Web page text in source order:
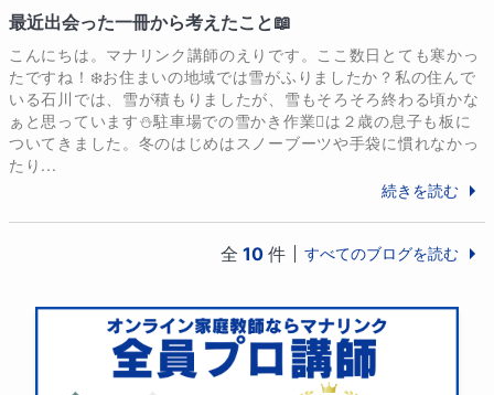
【職歴】
2015年～2018年　岐阜県公立小学校　教諭
（担任として3年間勤務）
2019年～2021年　愛媛県公立小学校　非常勤講師
（特別支援学級で1年9か月勤務）
【免許・資格】
中学校教諭一種免許状　外国語(英語)
高等学校教諭一種免許状　外国語(英語)
全国珠算教育連盟　暗算検定　準初段(第0014号)
最近出会った一冊から考えたこと📖
こんにちは。マナリンク講師のえりです。ここ数日とても寒かっ
たですね！❄️お住まいの地域では雪がふりましたか？私の住んで
いる石川では、雪が積もりましたが、雪もそろそろ終わる頃かな
ぁと思っています⛄️駐車場での雪かき作業🪏は２歳の息子も板に
ついてきました。冬のはじめはスノーブーツや手袋に慣れなかっ
たり...
続きを読む
全 10 件 すべてのブログを読む